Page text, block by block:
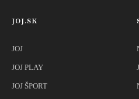
JOJ.SK
JOJ
JOJ PLAY
JOJ ŠPORT